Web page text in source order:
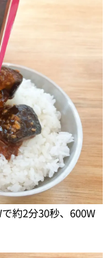
約2分30秒、600W